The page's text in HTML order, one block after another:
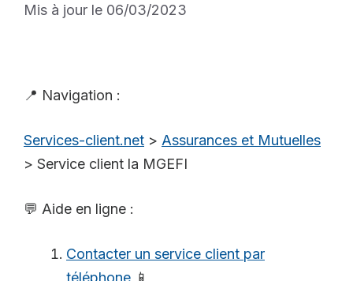
Mis à jour le 06/03/2023
📍 Navigation :
Services-client.net > Assurances et Mutuelles
> Service client la MGEFI
💬 Aide en ligne :
Contacter un service client par
téléphone 📱